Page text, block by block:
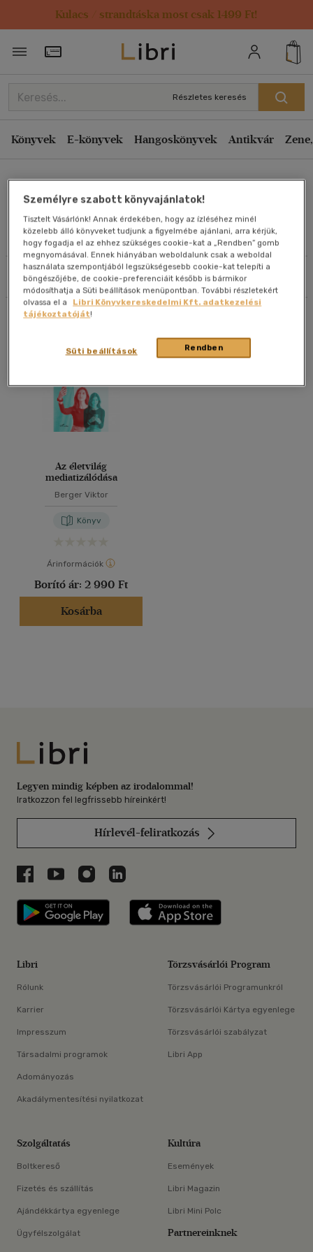
Kulacs / strandtáska most csak 1499 Ft!
Törzsvásárlói Kártya adatai
Részletes keresés
Könyvek E-könyvek Hangoskönyvek Antikvár
Berger Viktor
Művei
Szűrés Rendezés
Rendezés
Kiadás éve szerint csökkenő
Ár szerint csökkenő
Eladott darabszám szerint csökkenő
Eladott darabszám szerint növekvő
Cím szerint A-Z
Szerző szerint A-Z
Megjelenítés
20 db / oldal
Alkalmaz
Az életvilág
mediatizálódása
Berger Viktor
Könyv
Árinformációk
Borító ár: 2 990 Ft
Kosárba
Libri
Legyen mindig képben az irodalommal!
Iratkozzon fel legfrissebb híreinkért!
Hírlevél-feliratkozás
Libri a Facebookon
Libri a Youtube-on
Libri az Instagramon
Libri a LinkedInen
Libri applikáció Szerezd meg: Google
Libri
Rólunk
Karrier
Impresszum
Társadalmi programok
Adományozás
Akadálymentesítési nyilatkozat
Törzsvásárlói Program
Törzsvásárlói Programunkról
Törzsvásárlói Kártya egyenlege
Törzsvásárlói szabályzat
Libri App
Szolgáltatás
Boltkereső
Fizetés és szállítás
Ajándékkártya egyenlege
Ügyfélszolgálat
Kultúra
Események
Libri Magazin
Libri Mini Polc
Partnereinknek
Személyre szabott könyvajánlatok!
Tisztelt Vásárlónk! Annak érdekében, hogy az ízléséhez minél
közelebb álló könyveket tudjunk a figyelmébe ajánlani, arra kérjük,
hogy fogadja el az ehhez szükséges cookie-kat a „Rendben” gomb
megnyomásával. Ennek hiányában weboldalunk csak a weboldal
használata szempontjából legszükségesebb cookie-kat telepíti a
böngészőjébe, de cookie-preferenciáit később is bármikor
módosíthatja a Süti beállítások menüpontban. További részletekért
olvassa el a
Libri Könyvkereskedelmi Kft. adatkezelési
tájékoztatóját!
Rendben
Süti beállítások